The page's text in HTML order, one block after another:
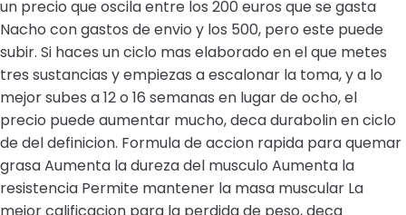
un precio que oscila entre los 200 euros que se gasta
Nacho con gastos de envio y los 500, pero este puede
subir. Si haces un ciclo mas elaborado en el que metes
tres sustancias y empiezas a escalonar la toma, y a lo
mejor subes a 12 o 16 semanas en lugar de ocho, el
precio puede aumentar mucho, deca durabolin en ciclo
de del definicion. Formula de accion rapida para quemar
grasa Aumenta la dureza del musculo Aumenta la
resistencia Permite mantener la masa muscular La